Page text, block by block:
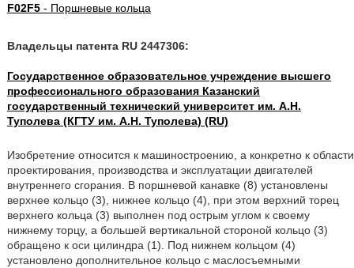
F02F5- Поршневые кольца
Владельцы патента RU 2447306:
Государственное образовательное учреждение высшего
профессионального образования Казанский
государственный технический университет им. А.Н.
Туполева (КГТУ им. А.Н. Туполева) (RU)
Изобретение относится к машиностроению, а конкретно к области
проектирования, производства и эксплуатации двигателей
внутреннего сгорания. В поршневой канавке (8) установлены
верхнее кольцо (3), нижнее кольцо (4), при этом верхний торец
верхнего кольца (3) выполнен под острым углом к своему
нижнему торцу, а большей вертикальной стороной кольцо (3)
обращено к оси цилиндра (1). Под нижнем кольцом (4)
установлено дополнительное кольцо с маслосъемными